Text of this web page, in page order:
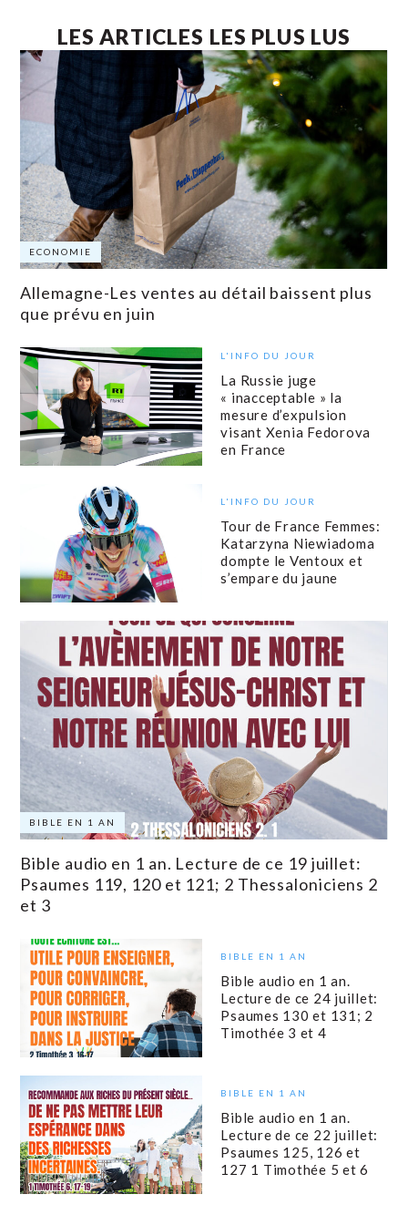
LES ARTICLES LES PLUS LUS
ECONOMIE
Allemagne-Les ventes au détail baissent plus
que prévu en juin
L'INFO DU JOUR
La Russie juge
« inacceptable » la
mesure d’expulsion
visant Xenia Fedorova
en France
L'INFO DU JOUR
Tour de France Femmes:
Katarzyna Niewiadoma
dompte le Ventoux et
s’empare du jaune
BIBLE EN 1 AN
Bible audio en 1 an. Lecture de ce 19 juillet:
Psaumes 119, 120 et 121; 2 Thessaloniciens 2
et 3
BIBLE EN 1 AN
Bible audio en 1 an.
Lecture de ce 24 juillet:
Psaumes 130 et 131; 2
Timothée 3 et 4
BIBLE EN 1 AN
Bible audio en 1 an.
Lecture de ce 22 juillet:
Psaumes 125, 126 et
127 1 Timothée 5 et 6